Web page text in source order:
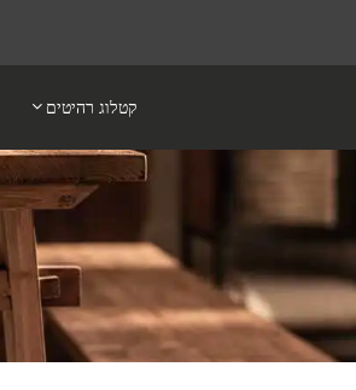
קטלוג רהיטים